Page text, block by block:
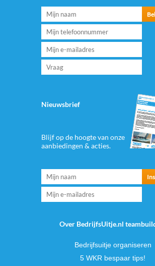
Nieuwsbrief
Blijf op de hoogte van onze
aanbiedingen & acties.
Over BedrijfsUitje.nl
Bedrijfsuitje organiseren
5 WKR bespaar tips!